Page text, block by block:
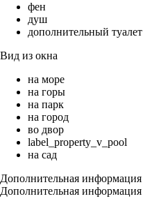
фен
душ
дополнительный туалет
Вид из окна
на море
на горы
на парк
на город
во двор
label_property_v_pool
на сад
Дополнительная информация
Дополнительная информация